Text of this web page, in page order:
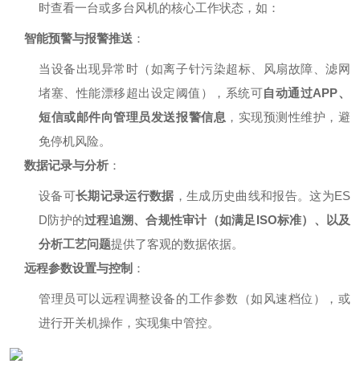
时查看一台或多台风机的核心工作状态，如：
智能预警与报警推送 ：
当设备出现异常时（如离子针污染超标、风扇故障、滤网
堵塞、性能漂移超出设定阈值），系统可自动通过APP、
短信或邮件向管理员发送报警信息 ，实现预测性维护，避
免停机风险。
数据记录与分析 ：
设备可长期记录运行数据 ，生成历史曲线和报告。这为ES
D防护的过程追溯、合规性审计（如满足ISO标准）、以及
分析工艺问题提供了客观的数据依据。
远程参数设置与控制 ：
管理员可以远程调整设备的工作参数（如风速档位），或
进行开关机操作，实现集中管控。